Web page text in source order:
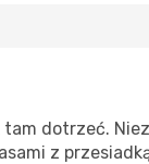
dotrzeć.
z